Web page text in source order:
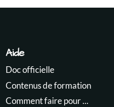
Aide
Doc officielle
Contenus de formation
Comment faire pour ...